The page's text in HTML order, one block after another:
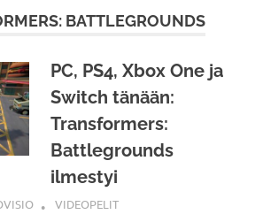
BATTLEGROUNDS
PC, PS4, Xbox One ja
Switch tänään:
Transformers:
Battlegrounds
ilmestyi
VIDEOPELIT